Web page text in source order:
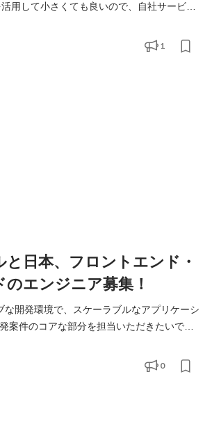
用して小さくても良いので、自社サービス
た
ジェクトをどんどんすすめられるようにな
1
と日本、フロントエンド・
エンジニア募集！
な開発環境で、スケーラブルなアプリケーシ
案件のコアな部分を担当いただきたいで
ど、最適なサービスを選定し、お客様にと
ラウド構成をもとにプロジェクトを進めて
0